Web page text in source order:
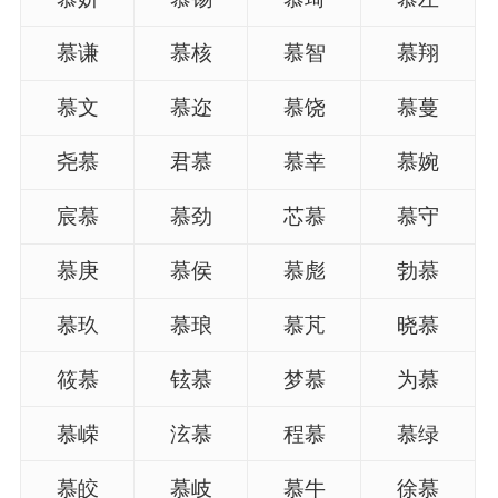
慕谦 慕核 慕智 慕翔
慕文 慕迩 慕饶 慕蔓
尧慕 君慕 慕幸 慕婉
宸慕 慕劲 芯慕 慕守
慕庚 慕侯 慕彪 勃慕
慕玖 慕琅 慕芃 晓慕
筱慕 铉慕 梦慕 为慕
慕嵘 泫慕 程慕 慕绿
慕皎 慕岐 慕牛 徐慕